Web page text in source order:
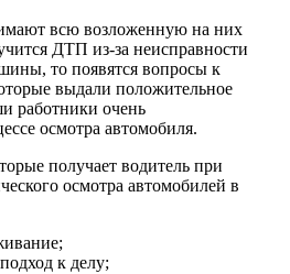
всю возложенную на них
ДТП из-за неисправности
то появятся вопросы к
выдали положительное
работники очень
осмотра автомобиля.
получает водитель при
осмотра автомобилей в
к делу;